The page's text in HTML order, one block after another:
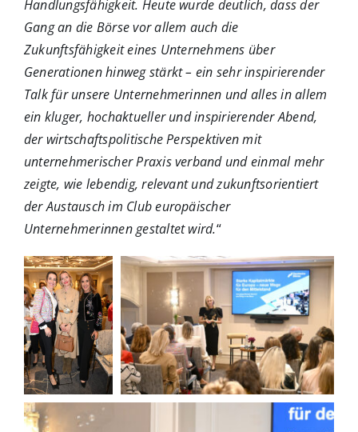
Handlungsfähigkeit. Heute wurde deutlich, dass der
Gang an die Börse vor allem auch die
Zukunftsfähigkeit eines Unternehmens über
Generationen hinweg stärkt – ein sehr inspirierender
Talk für unsere Unternehmerinnen und alles in allem
ein kluger, hochaktueller und inspirierender Abend,
der wirtschaftspolitische Perspektiven mit
unternehmerischer Praxis verband und einmal mehr
zeigte, wie lebendig, relevant und zukunftsorientiert
der Austausch im Club europäischer
Unternehmerinnen gestaltet wird.“